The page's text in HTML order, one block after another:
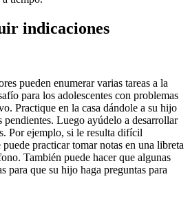
indicaciones
pueden enumerar varias tareas a la
para los adolescentes con problemas
Practique en la casa dándole a su hijo
pendientes. Luego ayúdelo a desarrollar
Por ejemplo, si le resulta difícil
practicar tomar notas en una libreta
También puede hacer que algunas
para que su hijo haga preguntas para